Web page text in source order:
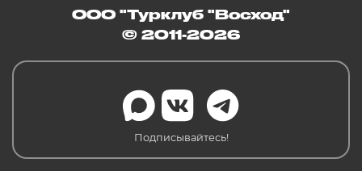
ООО "Турклуб "Восход"
© 2011-2026
Подписывайтесь!